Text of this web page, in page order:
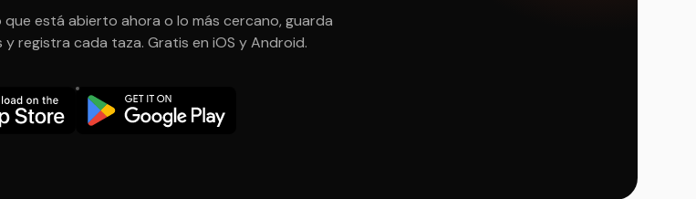
está abierto ahora o lo más cercano, guarda
registra cada taza. Gratis en iOS y Android.